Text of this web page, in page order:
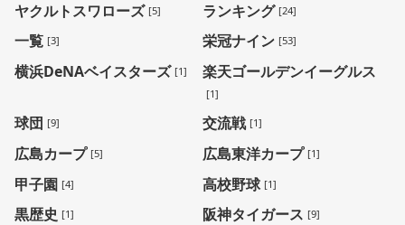
ヤクルトスワローズ [5] ランキング [24]
一覧 [3] 栄冠ナイン [53]
横浜DeNAベイスターズ [1] 楽天ゴールデンイーグルス
[1]
球団 [9] 交流戦 [1]
広島カープ [5] 広島東洋カープ [1]
甲子園 [4] 高校野球 [1]
黒歴史 [1] 阪神タイガース [9]